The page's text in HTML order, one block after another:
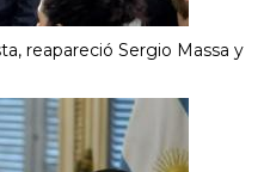
reapareció Sergio Massa y